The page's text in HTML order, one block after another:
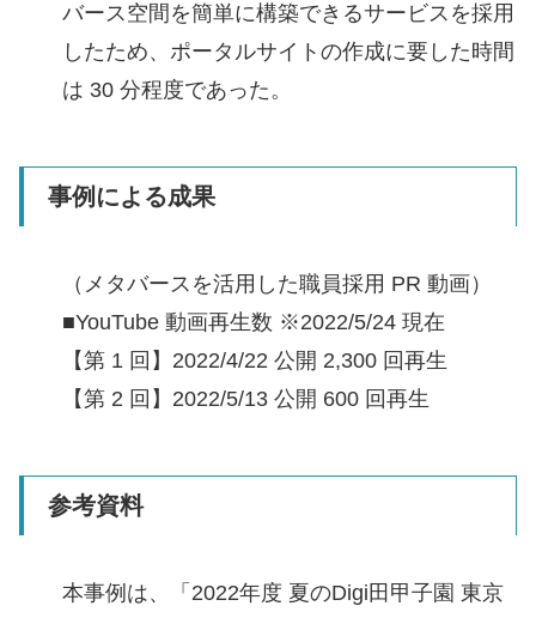
バース空間を簡単に構築できるサービスを採用
したため、ポータルサイトの作成に要した時間
は 30 分程度であった。
事例による成果
（メタバースを活用した職員採用 PR 動画）
■YouTube 動画再生数 ※2022/5/24 現在
【第 1 回】2022/4/22 公開 2,300 回再生
【第 2 回】2022/5/13 公開 600 回再生
参考資料
本事例は、「2022年度 夏のDigi田甲子園 東京